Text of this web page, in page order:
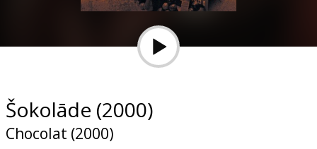
B2B
Šokolāde (2000)
Chocolat (2000)